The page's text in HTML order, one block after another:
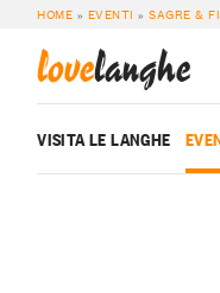
HOME » EVENTI »SAGRE &
lovelanghe
VISITA LE LANGHE